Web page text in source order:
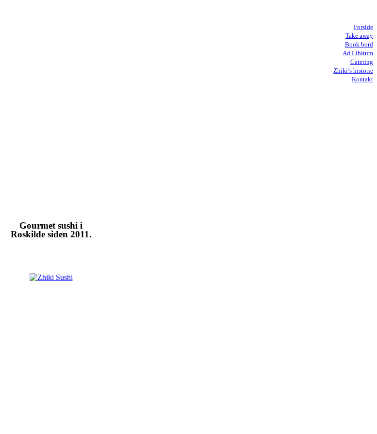
Forside
Take away
Book bord
Ad Libitum
Catering
Zhiki’s historie
Kontakt
Gourmet sushi i
Roskilde siden 2011.